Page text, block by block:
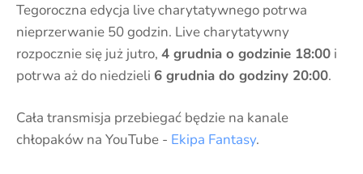
Tegoroczna edycja live charytatywnego potrwa
nieprzerwanie 50 godzin. Live charytatywny
rozpocznie się już jutro, 4 grudnia o godzinie 18:00 i
potrwa aż do niedzieli 6 grudnia do godziny 20:00.
Cała transmisja przebiegać będzie na kanale
chłopaków na YouTube - Ekipa Fantasy.